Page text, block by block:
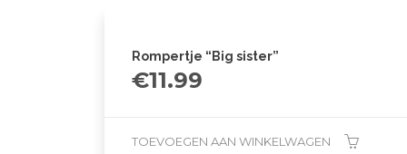
Rompertje “Big sister”
€11.99
TOEVOEGEN AAN WINKELWAGEN